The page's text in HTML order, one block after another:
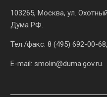
103265, Москва, ул.
Дума РФ.
Тел./факс: 8 (495) 692-00-
E-mail: smolin@duma.gov.ru.